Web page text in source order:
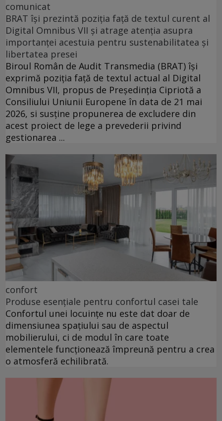
comunicat
BRAT își prezintă poziția față de textul curent al
Digital Omnibus VII și atrage atenția asupra
importanței acestuia pentru sustenabilitatea și
libertatea presei
Biroul Român de Audit Transmedia (BRAT) își
exprimă poziția față de textul actual al Digital
Omnibus VII, propus de Președinția Cipriotă a
Consiliului Uniunii Europene în data de 21 mai
2026, si susține propunerea de excludere din
acest proiect de lege a prevederii privind
gestionarea ...
confort
Produse esențiale pentru confortul casei tale
Confortul unei locuințe nu este dat doar de
dimensiunea spațiului sau de aspectul
mobilierului, ci de modul în care toate
elementele funcționează împreună pentru a crea
o atmosferă echilibrată.